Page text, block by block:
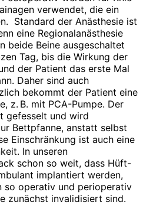
verwendet, die ein
Standard der Anästhesie ist
eine Regionalanästhesie
beide Beine ausgeschaltet
Tag, bis die Wirkung der
der Patient das erste Mal
Daher sind auch
bekommt der Patient eine
z. B. mit PCA-Pumpe. Der
gefesselt und wird
Bettpfanne, anstatt selbst
Einschränkung ist auch eine
In unseren
schon so weit, dass Hüft-
implantiert werden,
so operativ und perio­perativ
zunächst invalidisiert sind.